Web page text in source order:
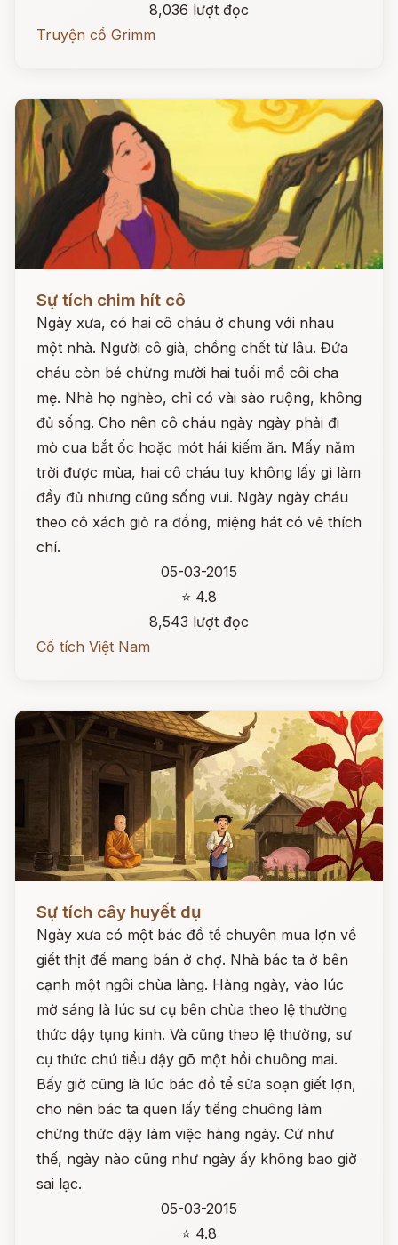
8,036 lượt đọc
Truyện cổ Grimm
Sự tích chim hít cô
Ngày xưa, có hai cô cháu ở chung với nhau
một nhà. Người cô già, chồng chết từ lâu. Đứa
cháu còn bé chừng mười hai tuổi mồ côi cha
mẹ. Nhà họ nghèo, chỉ có vài sào ruộng, không
đủ sống. Cho nên cô cháu ngày ngày phải đi
mò cua bắt ốc hoặc mót hái kiếm ăn. Mấy năm
trời được mùa, hai cô cháu tuy không lấy gì làm
đầy đủ nhưng cũng sống vui. Ngày ngày cháu
theo cô xách giỏ ra đồng, miệng hát có vẻ thích
chí.
05-03-2015
⭐ 4.8
8,543 lượt đọc
Cổ tích Việt Nam
Sự tích cây huyết dụ
Ngày xưa có một bác đồ tể chuyên mua lợn về
giết thịt để mang bán ở chợ. Nhà bác ta ở bên
cạnh một ngôi chùa làng. Hàng ngày, vào lúc
mờ sáng là lúc sư cụ bên chùa theo lệ thường
thức dậy tụng kinh. Và cũng theo lệ thường, sư
cụ thức chú tiểu dậy gõ một hồi chuông mai.
Bấy giờ cũng là lúc bác đồ tể sửa soạn giết lợn,
cho nên bác ta quen lấy tiếng chuông làm
chừng thức dậy làm việc hàng ngày. Cứ như
thế, ngày nào cũng như ngày ấy không bao giờ
sai lạc.
05-03-2015
⭐ 4.8